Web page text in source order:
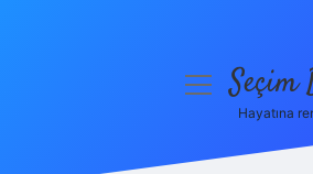
menüyü
Hayatına